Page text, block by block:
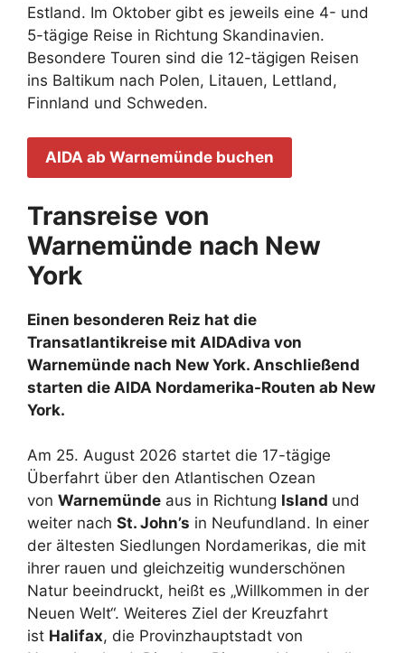
Estland. Im Oktober gibt es jeweils eine 4- und
5-tägige Reise in Richtung Skandinavien.
Besondere Touren sind die 12-tägigen Reisen
ins Baltikum nach Polen, Litauen, Lettland,
Finnland und Schweden.
AIDA ab Warnemünde buchen
Transreise von
Warnemünde nach New
York
Einen besonderen Reiz hat die
Transatlantikreise mit AIDAdiva von
Warnemünde nach New York. Anschließend
starten die AIDA Nordamerika-Routen ab New
York.
Am 25. August 2026 startet die 17-tägige
Überfahrt über den Atlantischen Ozean
von Warnemünde aus in Richtung Island und
weiter nach St. John’s in Neufundland. In einer
der ältesten Siedlungen Nordamerikas, die mit
ihrer rauen und gleichzeitig wunderschönen
Natur beeindruckt, heißt es „Willkommen in der
Neuen Welt“. Weiteres Ziel der Kreuzfahrt
ist Halifax, die Provinzhauptstadt von